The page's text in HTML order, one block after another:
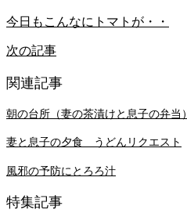
今日もこんなにトマトが・・
次の記事
関連記事
朝の台所（妻の茶漬けと息子の弁当）
妻と息子の夕食 うどんリクエスト
風邪の予防にとろろ汁
特集記事